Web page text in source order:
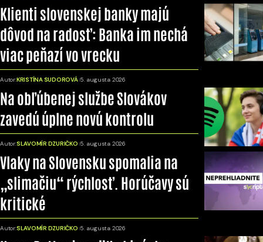
Klienti slovenskej banky majú
dôvod na radosť: Banka im nechá
viac peňazí vo vrecku
Autor:KRISTÍNA SUDOROVÁ 5. augusta 2026
Na obľúbenej službe Slovákov
zavedú úplne novú kontrolu
Autor:SLAVOMÍR DZURIČKO 5. augusta 2026
Vlaky na Slovensku spomalia na
„slimačiu“ rýchlosť. Horúčavy sú
kritické
Autor:SLAVOMÍR DZURIČKO 5. augusta 2026